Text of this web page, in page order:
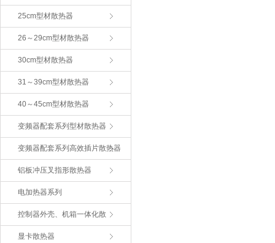
25cm型材散热器
26～29cm型材散热器
30cm型材散热器
31～39cm型材散热器
40～45cm型材散热器
变频器配套系列型材散热器
变频器配套系列高效插片散热器
铝板冲压叉指形散热器
电加热器系列
控制器外壳、机箱一体化散
显卡散热器